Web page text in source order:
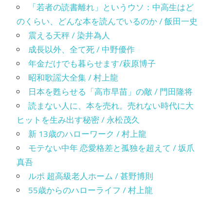
「若者の読書離れ」というウソ：中高生はど
のくらい、どんな本を読んでいるのか / 飯田一史
震える天秤 / 染井為人
成長以外、全て死 / 中野優作
年金だけでも暮らせます/萩原博子
昭和歌謡大全集 / 村上龍
日本を甦らせる「高市早苗」の敵 / 門田隆将
読まない人に、本を売れ。売れない時代に大
ヒットを生み出す秘密 / 永松茂久
新 13歳のハローワーク / 村上龍
モテない中年 恋愛格差と孤独を超えて / 坂爪
真吾
ルポ 超高級老人ホーム / 甚野博則
55歳からのハローライフ / 村上龍